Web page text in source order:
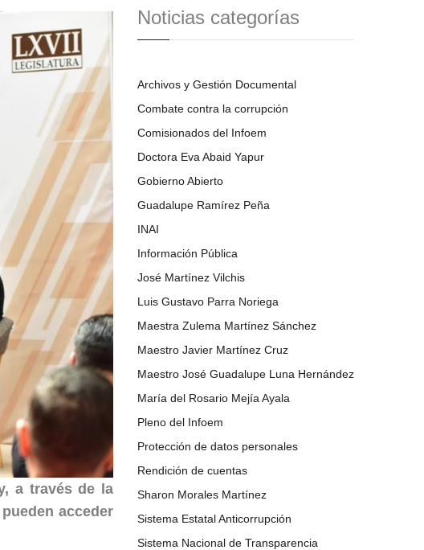
a través de la
acceder
Noticias categorías
Archivos y Gestión Documental
Combate contra la corrupción
Comisionados del Infoem
Doctora Eva Abaid Yapur
Gobierno Abierto
Guadalupe Ramírez Peña
INAI
Información Pública
José Martínez Vilchis
Luis Gustavo Parra Noriega
Maestra Zulema Martínez Sánchez
Maestro Javier Martínez Cruz
Maestro José Guadalupe Luna Hernández
María del Rosario Mejía Ayala
Pleno del Infoem
Protección de datos personales
Rendición de cuentas
Sharon Morales Martínez
Sistema Estatal Anticorrupción
Sistema Nacional de Transparencia